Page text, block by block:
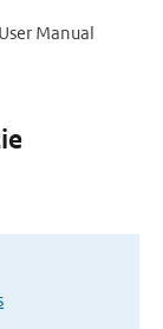
Manual